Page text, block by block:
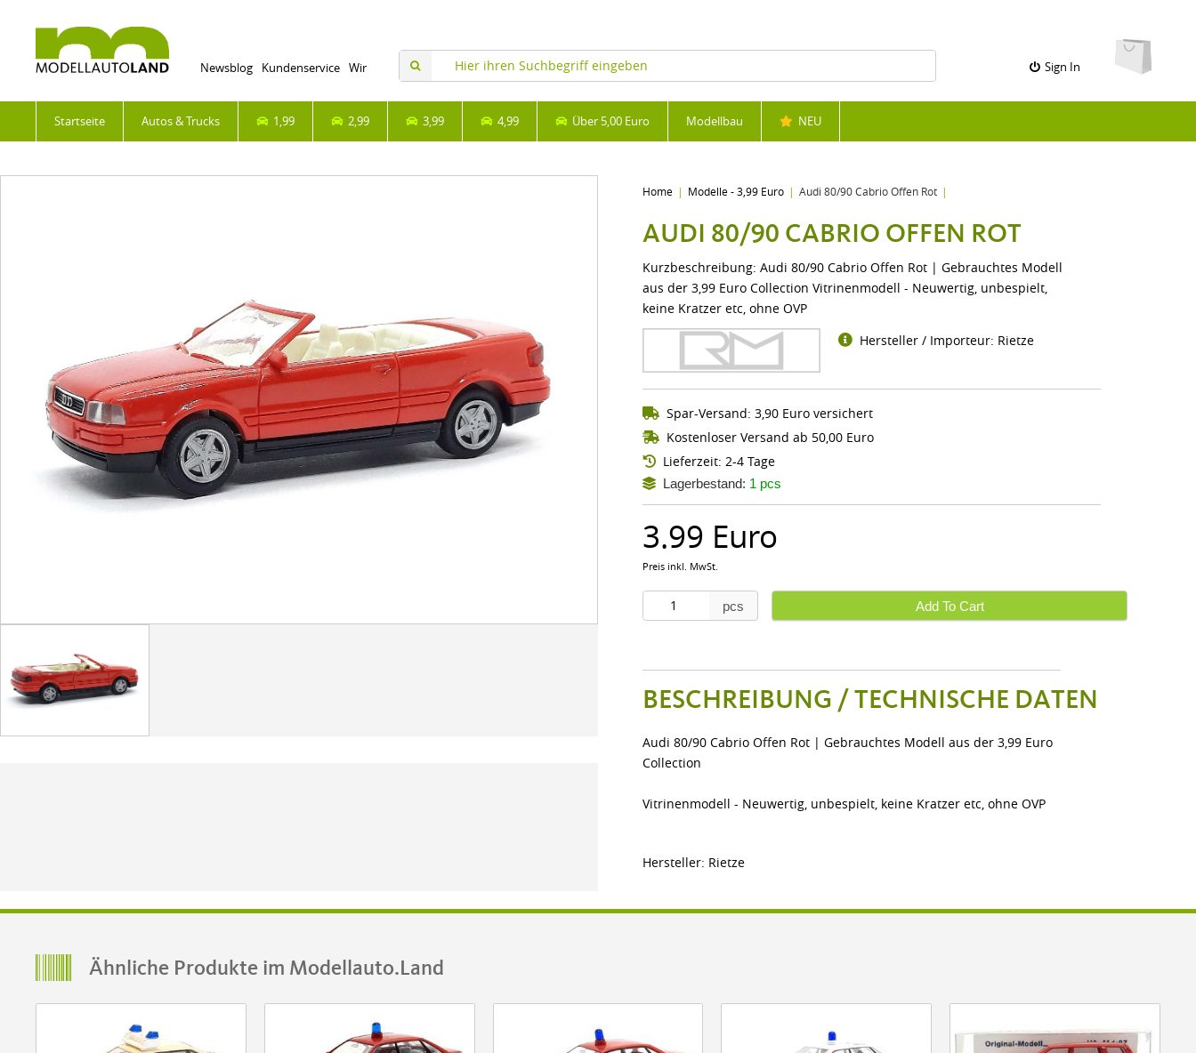
Newsblog Kundenservice Wir Sign In
Startseite Autos & Trucks 1,99 2,99 3,99 4,99 Über 5,00 Euro Modellbau NEU
Home Modelle - 3,99 Euro Audi 80/90 Cabrio Offen Rot
AUDI 80/90 CABRIO OFFEN ROT
Kurzbeschreibung: Audi 80/90 Cabrio Offen Rot | Gebrauchtes Modell
aus der 3,99 Euro Collection Vitrinenmodell - Neuwertig, unbespielt,
keine Kratzer etc, ohne OVP
Hersteller / Importeur: Rietze
Spar-Versand: 3,90 Euro versichert
Kostenloser Versand ab 50,00 Euro
Lieferzeit: 2-4 Tage
Lagerbestand: 1 pcs
3.99 Euro
Preis inkl. MwSt.
pcs Add To Cart
BESCHREIBUNG / TECHNISCHE DATEN
Audi 80/90 Cabrio Offen Rot | Gebrauchtes Modell aus der 3,99 Euro
Collection
Vitrinenmodell - Neuwertig, unbespielt, keine Kratzer etc, ohne OVP
Hersteller: Rietze
Ähnliche Produkte im Modellauto.Land